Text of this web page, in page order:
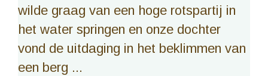
wilde graag van een hoge rotspartij in
het water springen en onze dochter
vond de uitdaging in het beklimmen van
een berg ...